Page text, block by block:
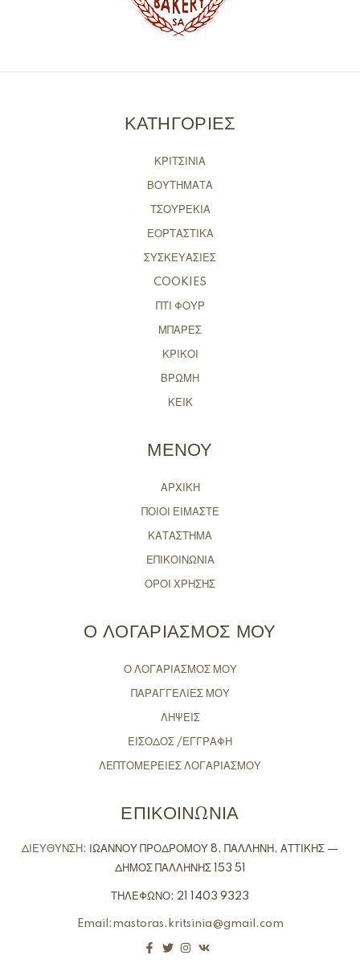
ΚΑΤΗΓΟΡΙΕΣ
ΚΡΙΤΣΙΝΙΑ
ΒΟΥΤΗΜΑΤΑ
ΤΣΟΥΡΕΚΙΑ
ΕΟΡΤΑΣΤΙΚΑ
ΣΥΣΚΕΥΑΣΙΕΣ
COOKIES
ΠΤΙ ΦΟΥΡ
ΜΠΑΡΕΣ
ΚΡΙΚΟΙ
ΒΡΩΜΗ
ΚΕΙΚ
ΜΕΝΟΥ
ΑΡΧΙΚΗ
ΠΟΙΟΙ ΕΙΜΑΣΤΕ
ΚΑΤΑΣΤΗΜΑ
ΕΠΙΚΟΙΝΩΝΙΑ
ΟΡΟΙ ΧΡΗΣΗΣ
Ο ΛΟΓΑΡΙΑΣΜΟΣ ΜΟΥ
Ο ΛΟΓΑΡΙΑΣΜΟΣ ΜΟΥ
ΠΑΡΑΓΓΕΛΙΕΣ ΜΟΥ
ΛΗΨΕΙΣ
ΕΙΣΟΔΟΣ /ΕΓΓΡΑΦΗ
ΛΕΠΤΟΜΕΡΕΙΕΣ ΛΟΓΑΡΙΑΣΜΟΥ
ΕΠΙΚΟΙΝΩΝΙΑ
ΔΙΕΥΘΥΝΣΗ:
ΙΩΑΝΝΟΥ ΠΡΟΔΡΟΜΟΥ 8, ΠΑΛΛΗΝΗ, ΑΤΤΙΚΗΣ —
ΔΗΜΟΣ ΠΑΛΛΗΝΗΣ 153 51
ΤΗΛΕΦΩΝΟ: 21 1403 9323
Email:mastoras.kritsinia@gmail.com